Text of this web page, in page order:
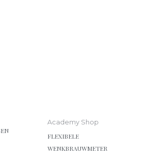
Academy Shop
FLEXIBELE
WENKBRAUWMETER